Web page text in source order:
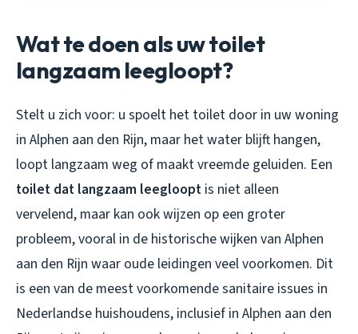
Wat te doen als uw toilet
langzaam leegloopt?
Stelt u zich voor: u spoelt het toilet door in uw woning
in Alphen aan den Rijn, maar het water blijft hangen,
loopt langzaam weg of maakt vreemde geluiden. Een
toilet dat langzaam leegloopt is niet alleen
vervelend, maar kan ook wijzen op een groter
probleem, vooral in de historische wijken van Alphen
aan den Rijn waar oude leidingen veel voorkomen. Dit
is een van de meest voorkomende sanitaire issues in
Nederlandse huishoudens, inclusief in Alphen aan den